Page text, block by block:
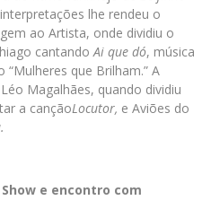
lhe rendeu o
ao Artista, onde dividiu o
cantando Ai que dó, música
que Brilham.” A
Magalhães, quando dividiu
a cançãoLocutor, e Aviões do
e encontro com